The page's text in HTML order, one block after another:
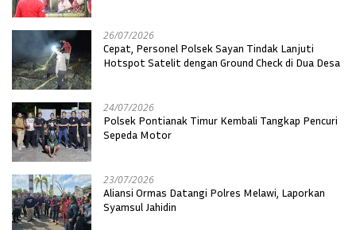
26/07/2026
Cepat, Personel Polsek Sayan Tindak Lanjuti
Hotspot Satelit dengan Ground Check di Dua Desa
24/07/2026
Polsek Pontianak Timur Kembali Tangkap Pencuri
Sepeda Motor
23/07/2026
Aliansi Ormas Datangi Polres Melawi, Laporkan
Syamsul Jahidin